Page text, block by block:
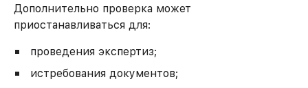
Дополнительно проверка может
приостанавливаться для:
проведения экспертиз;
истребования документов;